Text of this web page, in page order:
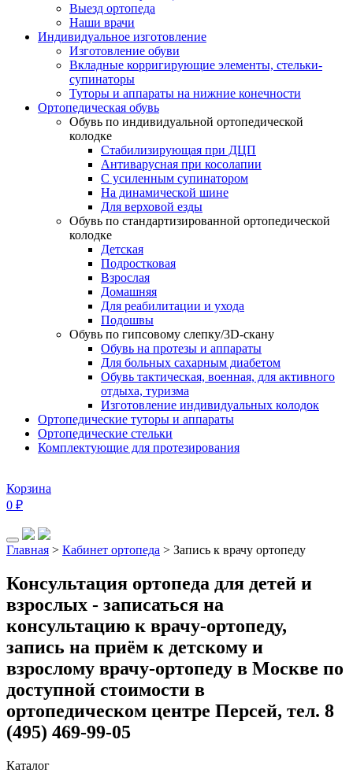
Выезд ортопеда
Наши врачи
Индивидуальное изготовление
Изготовление обуви
Вкладные корригирующие элементы, стельки-
супинаторы
Туторы и аппараты на нижние конечности
Ортопедическая обувь
Обувь по индивидуальной ортопедической
колодке
Стабилизирующая при ДЦП
Антиварусная при косолапии
С усиленным супинатором
На динамической шине
Для верховой езды
Обувь по стандартизированной ортопедической
колодке
Детская
Подростковая
Взрослая
Домашняя
Для реабилитации и ухода
Подошвы
Обувь по гипсовому слепку/3D-скану
Обувь на протезы и аппараты
Для больных сахарным диабетом
Обувь тактическая, военная, для активного
отдыха, туризма
Изготовление индивидуальных колодок
Ортопедические туторы и аппараты
Ортопедические стельки
Комплектующие для протезирования
Корзина
0 ₽
Главная > Кабинет ортопеда > Запись к врачу ортопеду
Консультация ортопеда для детей и
взрослых - записаться на
консультацию к врачу-ортопеду,
запись на приём к детскому и
взрослому врачу-ортопеду в Москве по
доступной стоимости в
ортопедическом центре Персей, тел. 8
(495) 469-99-05
Каталог